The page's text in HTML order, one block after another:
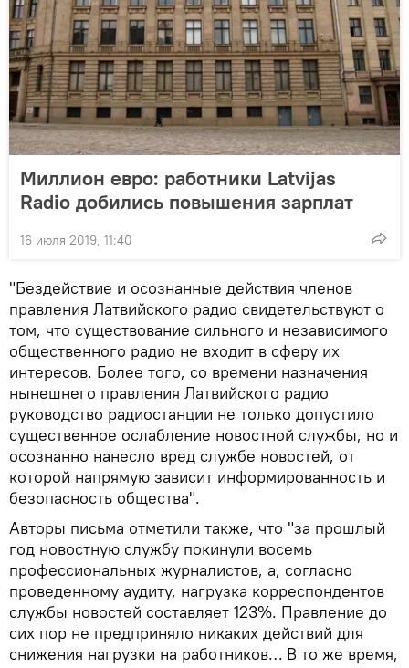
Миллион евро: работники Latvijas
Radio добились повышения зарплат
16 июля 2019, 11:40
"Бездействие и осознанные действия членов
правления Латвийского радио свидетельствуют о
том, что существование сильного и независимого
общественного радио не входит в сферу их
интересов. Более того, со времени назначения
нынешнего правления Латвийского радио
руководство радиостанции не только допустило
существенное ослабление новостной службы, но и
осознанно нанесло вред службе новостей, от
которой напрямую зависит информированность и
безопасность общества".
Авторы письма отметили также, что "за прошлый
год новостную службу покинули восемь
профессиональных журналистов, а, согласно
проведенному аудиту, нагрузка корреспондентов
службы новостей составляет 123%. Правление до
сих пор не предприняло никаких действий для
снижения нагрузки на работников… В то же время,